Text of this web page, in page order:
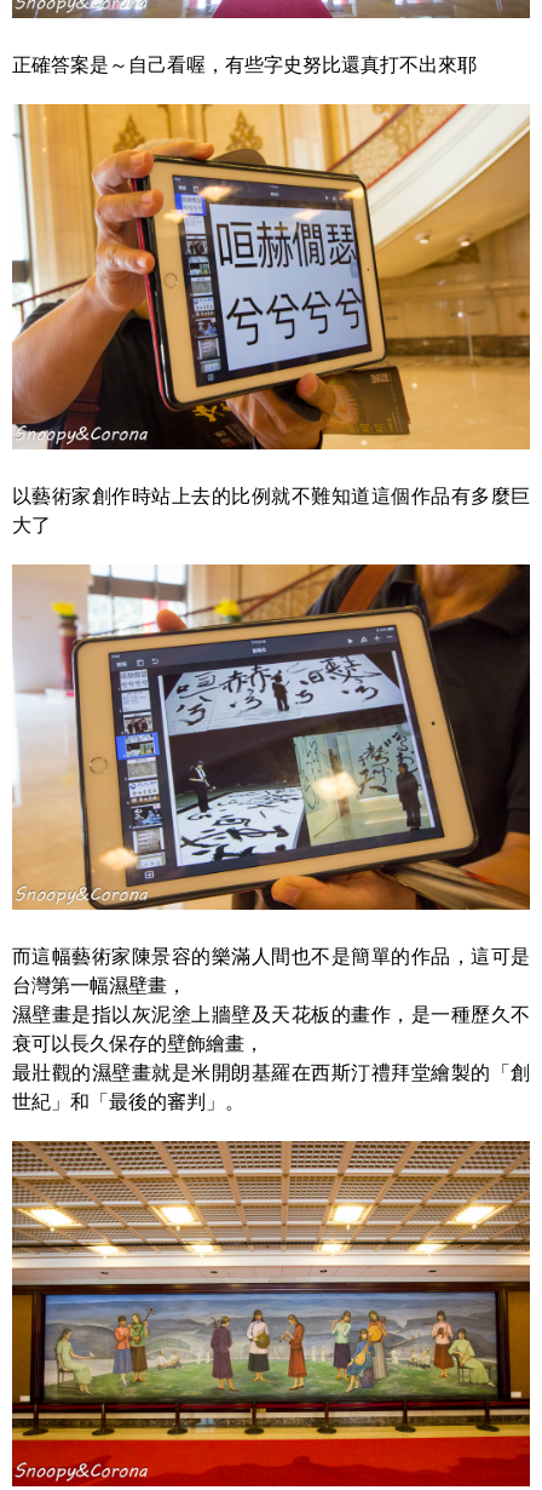
正確答案是～自己看喔，有些字史努比還真打不出來耶
以藝術家創作時站上去的比例就不難知道這個作品有多麼巨
大了
而這幅藝術家陳景容的樂滿人間也不是簡單的作品，這可是
台灣第一幅濕壁畫，
濕壁畫是指以灰泥塗上牆壁及天花板的畫作，是一種歷久不
衰可以長久保存的壁飾繪畫，
最壯觀的濕壁畫就是米開朗基羅在西斯汀禮拜堂繪製的「創
世紀」和「最後的審判」。